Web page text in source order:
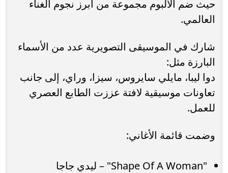
حيث ضم الألبوم مجموعة من أبرز نجوم الغناء
العالمي.
شارك في الموسيقى التصويرية عدد من الأسماء
البارزة مثل:
دوا ليبا، مايلي سايروس، سيزا، وراي، إلى جانب
تعاونات موسيقية لافتة عززت الطابع العصري
للعمل.
وضمت قائمة الأغاني:
"Shape Of A Woman" – ليدي جاجا